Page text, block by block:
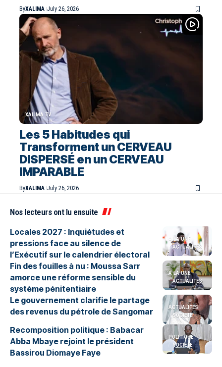
ByXALIMA July 26, 2026
XALIMA TV
Les 5 Habitudes qui
Transforment un CERVEAU
DISPERSÉ en un CERVEAU
IMPARABLE
ByXALIMA July 26, 2026
Nos lecteurs ont lu ensuite
A LA UNE
ACTUALITES
Locales 2027 : Inquiétudes et
pressions face au silence de
l’Exécutif sur le calendrier électoral
A LA UNE
ACTUALITES
Fin des fouilles à nu : Moussa Sarr
amorce une réforme sensible du
système pénitentiaire
ACTUALITES
SOCIETE
Le gouvernement clarifie le partage
des revenus du pétrole de Sangomar
POLITIQUE
SOCIETE
Recomposition politique : Babacar
Abba Mbaye rejoint le président
Bassirou Diomaye Faye